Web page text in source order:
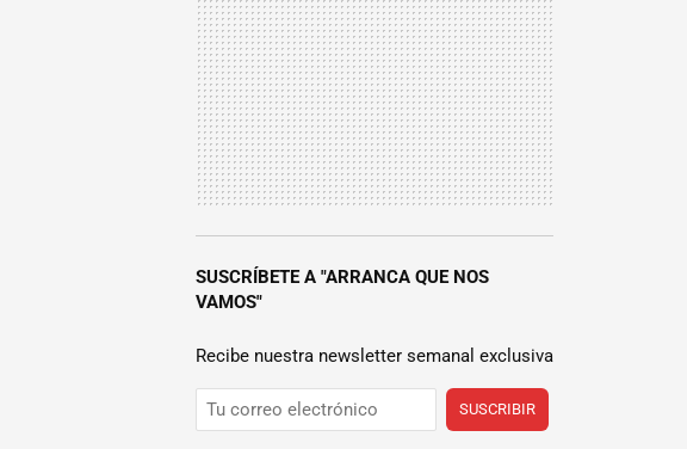
SUSCRÍBETE A "ARRANCA QUE NOS
VAMOS"
Recibe nuestra newsletter semanal exclusiva
SUSCRIBIR